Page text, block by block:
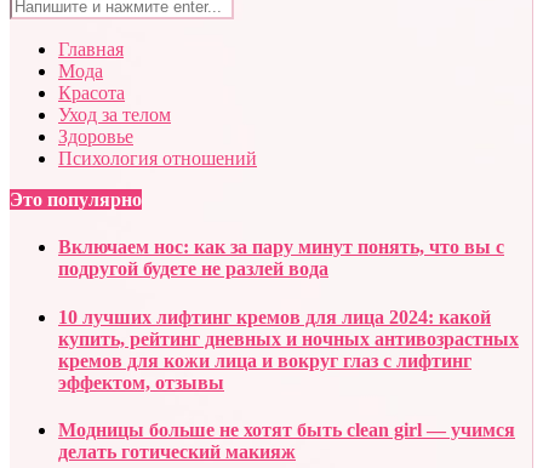
Главная
Мода
Красота
Уход за телом
Здоровье
Психология отношений
Это популярно
Включаем нос: как за пару минут понять, что вы с
подругой будете не разлей вода
10 лучших лифтинг кремов для лица 2024: какой
купить, рейтинг дневных и ночных антивозрастных
кремов для кожи лица и вокруг глаз с лифтинг
эффектом, отзывы
Модницы больше не хотят быть clean girl — учимся
делать готический макияж